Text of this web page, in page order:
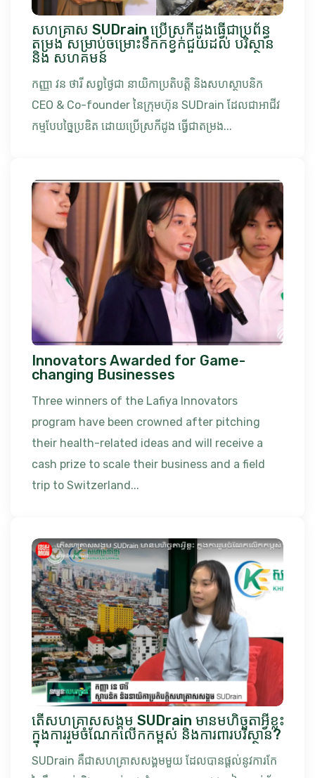
សហគ្រាស SUDrain ប្រើស្រកីដូងធ្វើជាប្រព័ន្ធ
តម្រង សម្រាប់ចម្រោះទឹកកខ្វក់ជួយដល់ បរិស្ថាន
និង សហគមន៍
កញ្ញា វន ថារី សព្វថ្ងៃជា នាយិកាប្រតិបត្តិ និងសហស្ថាបនិក
CEO & Co-founder នៃក្រុមហ៊ុន SUDrain ដែលជាអាជីវ
កម្មបែបច្នៃប្រឌិត ដោយប្រើស្រកីដូង ធ្វើជាតម្រង...
Innovators Awarded for Game-
changing Businesses
Three winners of the Lafiya Innovators
program have been crowned after pitching
their health-related ideas and will receive a
cash prize to scale their business and a field
trip to Switzerland...
តើសហគ្រាសសង្គម SUDrain មានមហិច្ឆតាអ្វីខ្លះ
ក្នុងការរួមចំណែកលើកកម្ពស់ និងការពារបរិស្ថាន?
SUDrain គឺជាសហគ្រាសសង្គមមួយ ដែលបានផ្ដល់នូវការកែ